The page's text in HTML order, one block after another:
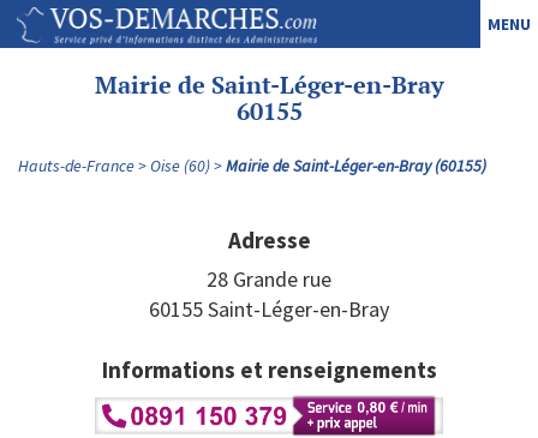
MENU
Mairie de Saint-Léger-en-Bray
60155
Hauts-de-France Oise (60) Mairie de Saint-Léger-en-Bray (60155)
Adresse
28 Grande rue
60155 Saint-Léger-en-Bray
Informations et renseignements